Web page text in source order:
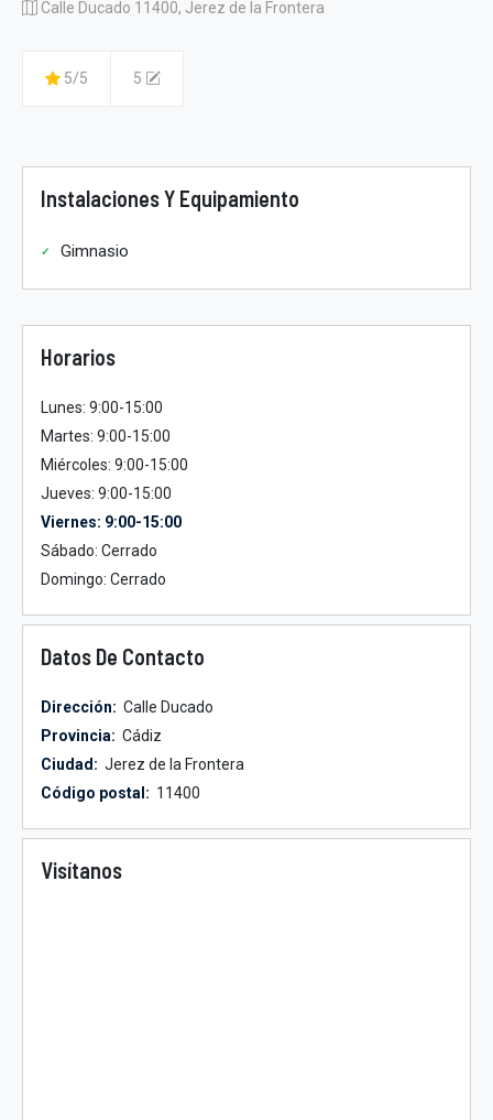
Calle Ducado 11400, Jerez de la Frontera
5/5 5
Instalaciones Y Equipamiento
Gimnasio
Horarios
Lunes: 9:00-15:00
Martes: 9:00-15:00
Miércoles: 9:00-15:00
Jueves: 9:00-15:00
Viernes: 9:00-15:00
Sábado: Cerrado
Domingo: Cerrado
Datos De Contacto
Dirección: Calle Ducado
Provincia: Cádiz
Ciudad: Jerez de la Frontera
Código postal: 11400
Visítanos